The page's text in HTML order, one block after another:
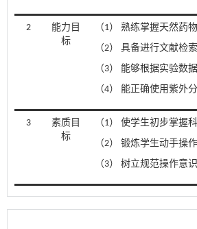
2
能力目
标
（1） 熟练掌握天然药
（2） 具备进行文献检
（3） 能够根据实验数
（4） 能正确使用紫外
3
素质目
标
（1） 使学生初步掌握
（2） 锻炼学生动手操
（3） 树立规范操作意